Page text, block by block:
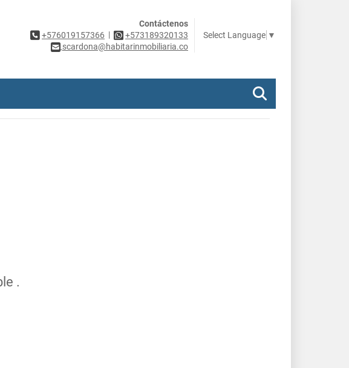
Contáctenos
+576019157366 |
+573189320133
scardona@habitarinmobiliaria.co
Select Language ▼
.